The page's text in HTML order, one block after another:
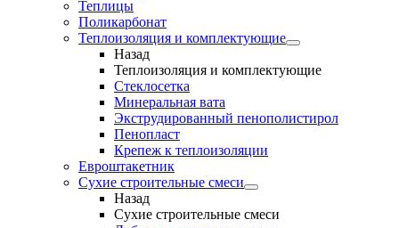
Теплицы
Поликарбонат
Теплоизоляция и комплектующие
Назад
Теплоизоляция и комплектующие
Стеклосетка
Минеральная вата
Экструдированный пенополистирол
Пенопласт
Крепеж к теплоизоляции
Евроштакетник
Сухие строительные смеси
Назад
Сухие строительные смеси